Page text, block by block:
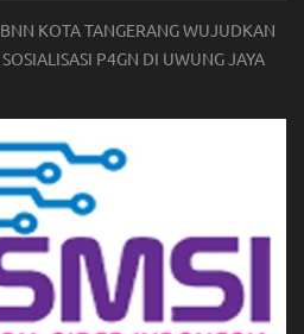
KOTA TANGERANG WUJUDKAN
P4GN DI UWUNG JAYA